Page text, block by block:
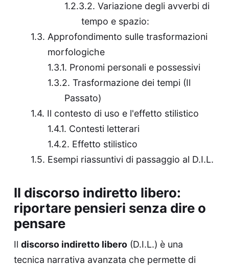
Variazione degli avverbi di
tempo e spazio:
Approfondimento sulle trasformazioni
morfologiche
Pronomi personali e possessivi
Trasformazione dei tempi (Il
Passato)
Il contesto di uso e l'effetto stilistico
Contesti letterari
Effetto stilistico
Esempi riassuntivi di passaggio al D.I.L.
Il discorso indiretto libero:
riportare pensieri senza dire o
pensare
Il discorso indiretto libero(D.I.L.) è una
tecnica narrativa avanzata che permette di